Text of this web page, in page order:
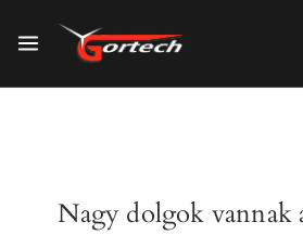
Nagy dolgok vannak